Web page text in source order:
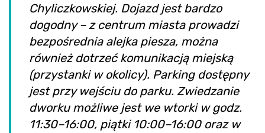
Chyliczkowskiej. Dojazd jest bardzo
dogodny – z centrum miasta prowadzi
bezpośrednia alejka piesza, można
również dotrzeć komunikacją miejską
(przystanki w okolicy). Parking dostępny
jest przy wejściu do parku. Zwiedzanie
dworku możliwe jest we wtorki w godz.
11:30–16:00, piątki 10:00–16:00 oraz w